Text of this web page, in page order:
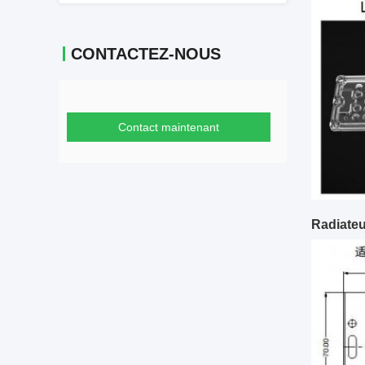
CONTACTEZ-NOUS
Contact maintenant